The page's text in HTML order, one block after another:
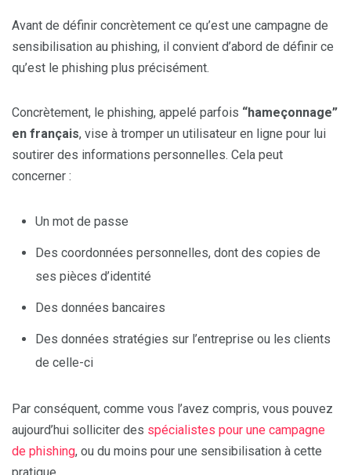
Avant de définir concrètement ce qu’est une campagne de
sensibilisation au phishing, il convient d’abord de définir ce
qu’est le phishing plus précisément.
Concrètement, le phishing, appelé parfois “hameçonnage”
en français, vise à tromper un utilisateur en ligne pour lui
soutirer des informations personnelles. Cela peut
concerner :
Un mot de passe
Des coordonnées personnelles, dont des copies de
ses pièces d’identité
Des données bancaires
Des données stratégies sur l’entreprise ou les clients
de celle-ci
Par conséquent, comme vous l’avez compris, vous pouvez
aujourd’hui solliciter des spécialistes pour une campagne
de phishing, ou du moins pour une sensibilisation à cette